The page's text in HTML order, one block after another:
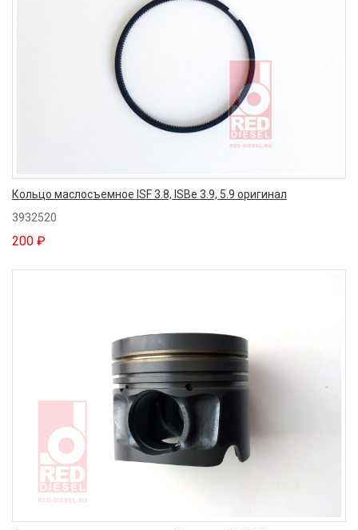
Кольцо маслосъемное ISF 3.8, ISBe 3.9, 5.9 оригинал
3932520
200 ₽